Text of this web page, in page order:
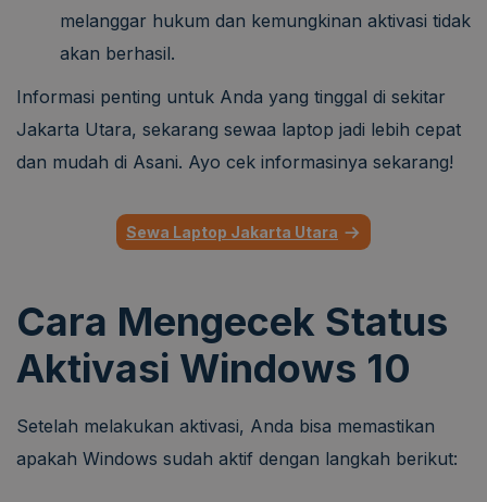
melanggar hukum dan kemungkinan aktivasi tidak
akan berhasil.
Informasi penting untuk Anda yang tinggal di sekitar
Jakarta Utara, sekarang sewaa laptop jadi lebih cepat
dan mudah di Asani. Ayo cek informasinya sekarang!
Sewa Laptop Jakarta Utara
Cara Mengecek Status
Aktivasi Windows 10
Setelah melakukan aktivasi, Anda bisa memastikan
apakah Windows sudah aktif dengan langkah berikut: